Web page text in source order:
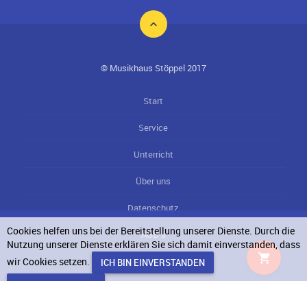
© Musikhaus Stöppel 2017
Start
Service
Unterricht
Über uns
Datenschutz
AGB`s
Impressum
Cookies helfen uns bei der Bereitstellung unserer Dienste. Durch die
Nutzung unserer Dienste erklären Sie sich damit einverstanden, dass
wir Cookies setzen.